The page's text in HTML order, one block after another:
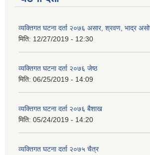
व्यक्तिगत घटना दर्ता २०७६ असार, श्रवण, भाद्र
मिति: 12/27/2019 - 12:30
व्यक्तिगत घटना दर्ता २०७६ जेष्ठ
मिति: 06/25/2019 - 14:09
व्यक्तिगत घटना दर्ता २०७६ बैशाख
मिति: 05/24/2019 - 14:20
व्यक्तिगत घटना दर्ता २०७५ चैत्र